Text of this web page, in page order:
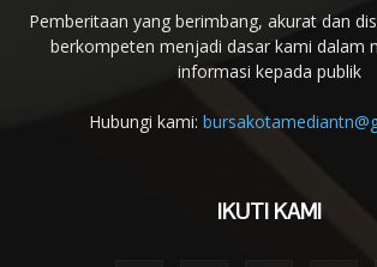
Pemberitaan yang berimbang, akurat dan
berkompeten menjadi dasar kami dalam
informasi kepada publik
Hubungi kami:
IKUTI KAMI